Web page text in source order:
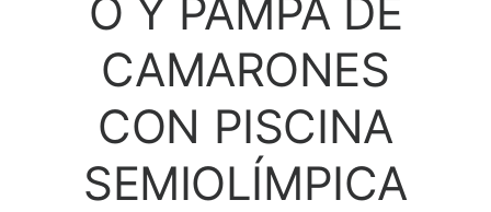
O Y PAMPA DE
CAMARONES
CON PISCINA
SEMIOLÍMPICA